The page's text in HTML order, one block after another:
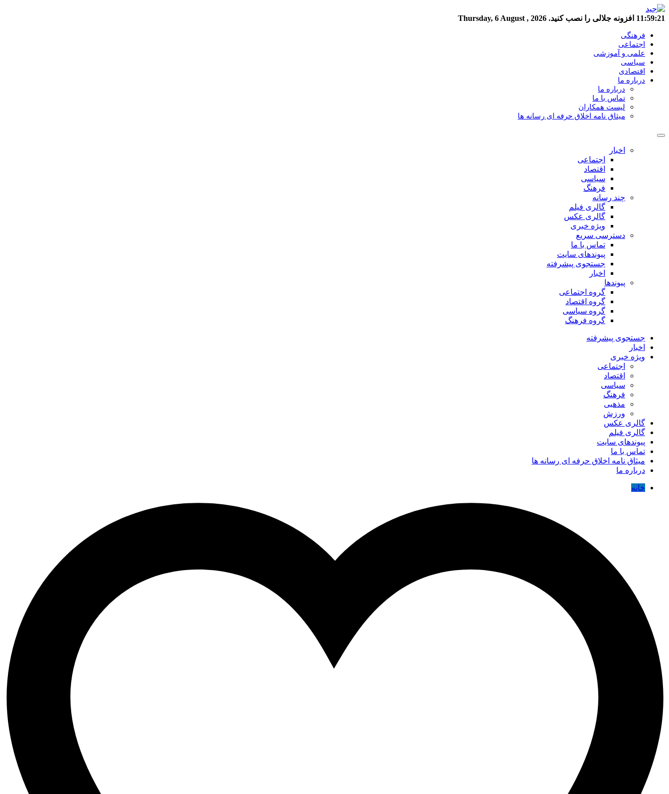
11:59:22 افزونه جلالی را نصب کنید. Thursday, 6 August , 2026
فرهنگی
اجتماعی
علمی و آموزشی
سیاسی
اقتصادی
درباره ما
درباره ما
تماس با ما
لیست همکاران
میثاق نامه اخلاق حرفه ای رسانه ها
اخبار
اجتماعی
اقتصاد
سیاسی
فرهنگ
چند رسانه
گالری فیلم
گالری عکس
ویژه خبری
دسترسی سریع
تماس با ما
پیوندهای سایت
جستجوی پیشرفته
اخبار
پیوندها
گروه اجتماعی
گروه اقتصاد
گروه سیاسی
گروه فرهنگ
جستجوی پیشرفته
اخبار
ویژه خبری
اجتماعی
اقتصاد
سیاسی
فرهنگ
مذهبی
ورزش
گالری عکس
گالری فیلم
پیوندهای سایت
تماس با ما
میثاق نامه اخلاق حرفه ای رسانه ها
درباره ما
خانه